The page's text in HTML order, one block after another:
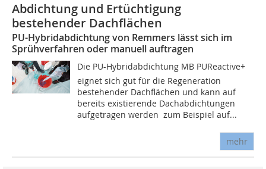
Abdichtung und Ertüchtigung
bestehender Dachflächen
PU-Hybridabdichtung von Remmers lässt sich im
Sprühverfahren oder manuell auftragen
Die PU-Hybridabdichtung MB PUReactive+
eignet sich gut für die Regeneration
bestehender Dachflächen und kann auf
bereits existierende Dachabdichtungen
aufgetragen werden  zum Beispiel auf...
mehr